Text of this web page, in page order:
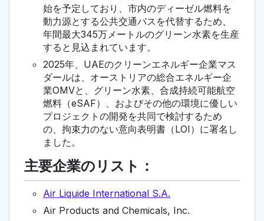
始を予定しており、市内のディーゼル燃料を
動力源とする公共交通バスを代替するため、
年間最大345万メートルのグリーン水素を生産
すると見込まれています。
2025年、UAEのクリーンエネルギー企業マス
ダールは、オーストリアの総合エネルギー企
業OMVと、グリーン水素、合成持続可能航空
燃料（eSAF）、およびその他の環境に優しい
プロジェクトの開発を共同で検討するため
の、拘束力のない意向表明書（LOI）に署名し
ました。
主要企業のリスト：
Air Liquide International S.A.
Air Products and Chemicals, Inc.